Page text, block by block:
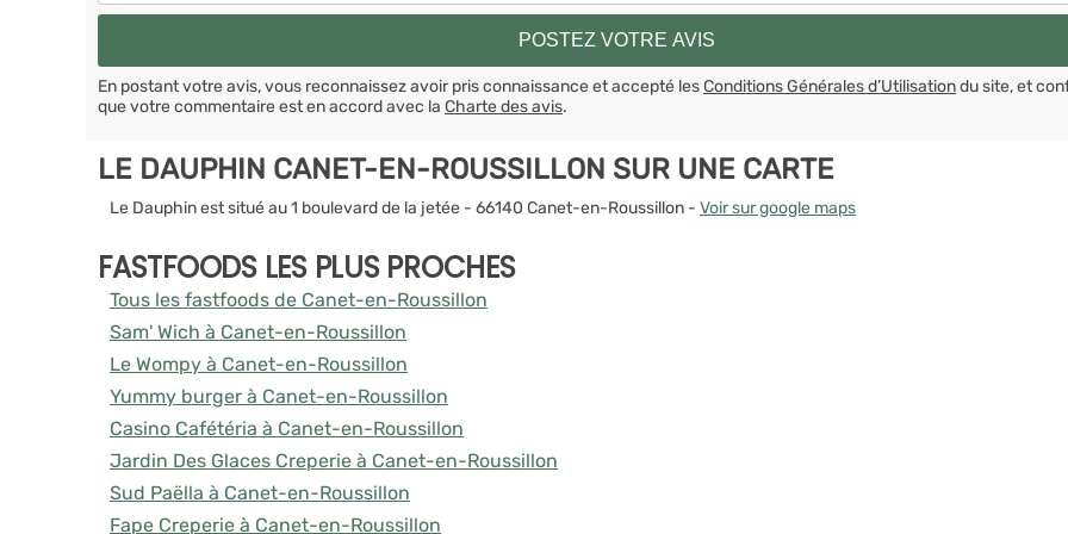
En postant votre avis, vous reconnaissez avoir pris connaissance et accepté lesConditions Générales d’Utilisationdu site, et
que votre commentaire est en accord avec la Charte des avis.
LE DAUPHIN CANET-EN-ROUSSILLON SUR UNE CARTE
Le Dauphin est situé au 1 boulevard de la jetée - 66140 Canet-en-Roussillon - Voir sur google maps
FASTFOODS LES PLUS PROCHES
Tous les fastfoods de Canet-en-Roussillon
Sam' Wich à Canet-en-Roussillon
Le Wompy à Canet-en-Roussillon
Yummy burger à Canet-en-Roussillon
Casino Cafétéria à Canet-en-Roussillon
Jardin Des Glaces Creperie à Canet-en-Roussillon
Sud Paëlla à Canet-en-Roussillon
Fape Creperie à Canet-en-Roussillon